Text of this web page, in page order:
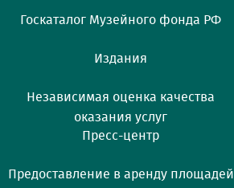
Госкаталог Музейного фонда РФ
Издания
Независимая оценка качества
оказания услуг
Пресс-центр
Предоставление в аренду площадей